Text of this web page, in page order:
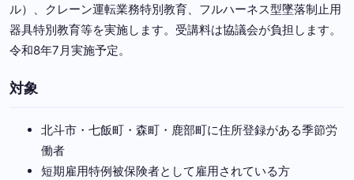
ル）、クレーン運転業務特別教育、フルハーネス型墜落制止用
器具特別教育等を実施します。受講料は協議会が負担します。
令和8年7月実施予定。
対象
北斗市・七飯町・森町・鹿部町に住所登録がある季節労
働者
短期雇用特例被保険者として雇用されている方